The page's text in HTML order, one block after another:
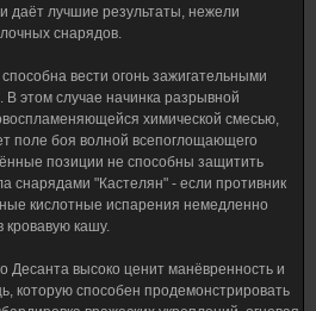
даёт лучшие результаты, нежели
снарядов.
вести огонь зажигательными
В этом случае начинка разрывной
химической смесью,
поле боя волной всепоглощающего
позиции не способны защитить
снарядами "Кастелян" - если противник
кислотные испарения немедленно
кровавую кашу.
Десанта высоко ценит манёвренность и
способен продемонстрировать